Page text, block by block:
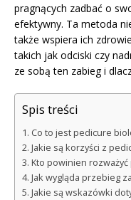
pragnących zadbać o
efektywny. Ta metoda
także wspiera ich
takich jak odciski czy
ze sobą ten zabieg i
Spis treści
Co to jest pedicure
Jakie są korzyści z
Kto powinien
Jak wygląda przebieg
Jakie są wskazówki